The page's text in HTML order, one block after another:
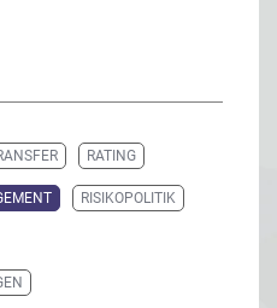
RATING
RISIKOPOLITIK